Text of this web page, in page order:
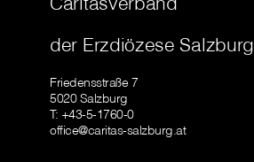
der Erzdiözese Salzburg
Friedensstraße 7
5020 Salzburg
T: +43-5-1760-0
office@caritas-salzburg.at